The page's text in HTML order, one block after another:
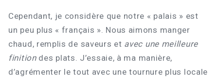
Cependant, je considère que notre « palais » est
un peu plus « français ». Nous aimons manger
chaud, remplis de saveurs et avec une meilleure
finitiondes plats. J’essaie, à ma manière,
d’agrémenter le tout avec une tournure plus locale